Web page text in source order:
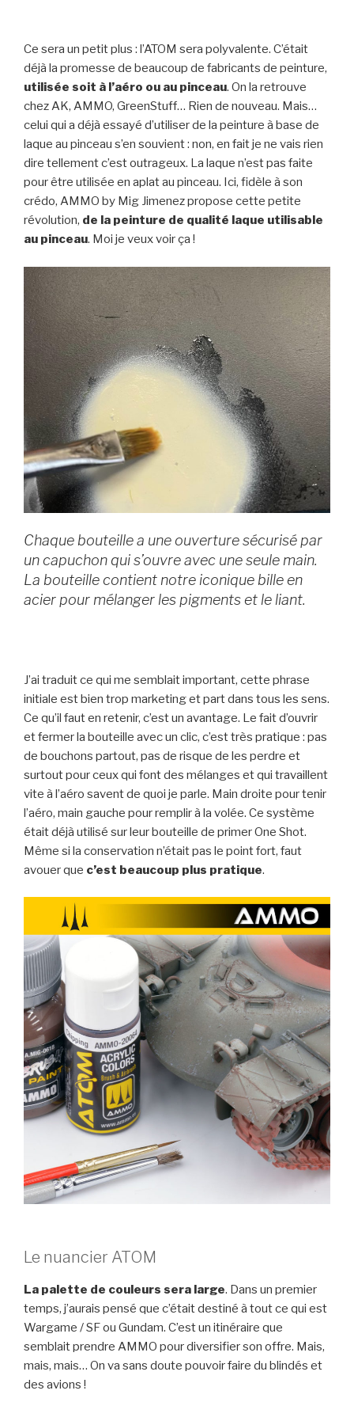
Ce sera un petit plus : l’ATOM sera polyvalente. C’était
déjà la promesse de beaucoup de fabricants de peinture,
utilisée soit à l’aéro ou au pinceau. On la retrouve
chez AK, AMMO, GreenStuff… Rien de nouveau. Mais…
celui qui a déjà essayé d’utiliser de la peinture à base de
laque au pinceau s’en souvient : non, en fait je ne vais rien
dire tellement c’est outrageux. La laque n’est pas faite
pour être utilisée en aplat au pinceau. Ici, fidèle à son
crédo, AMMO by Mig Jimenez propose cette petite
révolution, de la peinture de qualité laque utilisable
au pinceau. Moi je veux voir ça !
Chaque bouteille a une ouverture sécurisé par
un capuchon qui s’ouvre avec une seule main.
La bouteille contient notre iconique bille en
acier pour mélanger les pigments et le liant.
J’ai traduit ce qui me semblait important, cette phrase
initiale est bien trop marketing et part dans tous les sens.
Ce qu’il faut en retenir, c’est un avantage. Le fait d’ouvrir
et fermer la bouteille avec un clic, c’est très pratique : pas
de bouchons partout, pas de risque de les perdre et
surtout pour ceux qui font des mélanges et qui travaillent
vite à l’aéro savent de quoi je parle. Main droite pour tenir
l’aéro, main gauche pour remplir à la volée. Ce système
était déjà utilisé sur leur bouteille de primer One Shot.
Même si la conservation n’était pas le point fort, faut
avouer que c’est beaucoup plus pratique.
Le nuancier ATOM
La palette de couleurs sera large. Dans un premier
temps, j’aurais pensé que c’était destiné à tout ce qui est
Wargame / SF ou Gundam. C’est un itinéraire que
semblait prendre AMMO pour diversifier son offre. Mais,
mais, mais… On va sans doute pouvoir faire du blindés et
des avions !